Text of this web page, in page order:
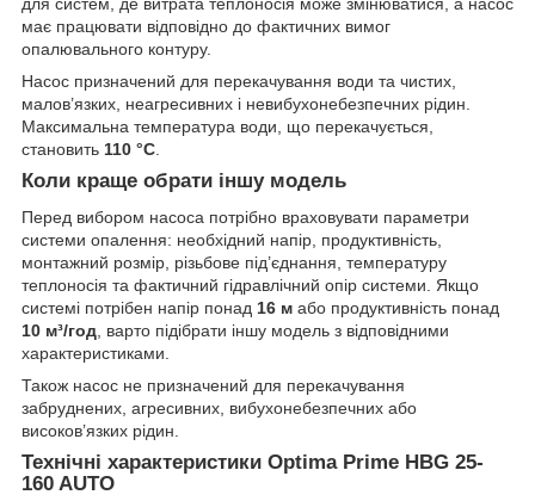
для систем, де витрата теплоносія може змінюватися, а насос
має працювати відповідно до фактичних вимог
опалювального контуру.
Насос призначений для перекачування води та чистих,
малов’язких, неагресивних і невибухонебезпечних рідин.
Максимальна температура води, що перекачується,
становить 110 °C.
Коли краще обрати іншу модель
Перед вибором насоса потрібно враховувати параметри
системи опалення: необхідний напір, продуктивність,
монтажний розмір, різьбове під’єднання, температуру
теплоносія та фактичний гідравлічний опір системи. Якщо
системі потрібен напір понад 16 м або продуктивність понад
10 м³/год, варто підібрати іншу модель з відповідними
характеристиками.
Також насос не призначений для перекачування
забруднених, агресивних, вибухонебезпечних або
високов’язких рідин.
Технічні характеристики Optima Prime HBG 25-
160 AUTO